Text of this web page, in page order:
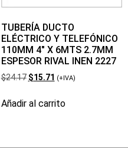
TUBERÍA DUCTO
ELÉCTRICO Y TELEFÓNICO
110MM 4″ X 6MTS 2.7MM
ESPESOR RIVAL INEN 2227
$24.17 $15.71 (+IVA)
Añadir al carrito